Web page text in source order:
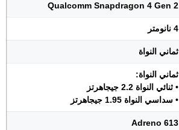
Qualcomm Snapdragon 4 Gen 2
4 نانومتر
ثماني النواة
ثماني النواة:
• ثنائي النواة 2.2 جيجاهرتز
• سداسي النواة 1.95 جيجاهرتز
Adreno 613